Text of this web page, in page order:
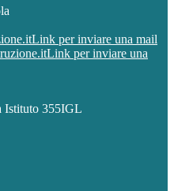
Link per inviare una mail
Link per inviare una
Istituto 355IGL